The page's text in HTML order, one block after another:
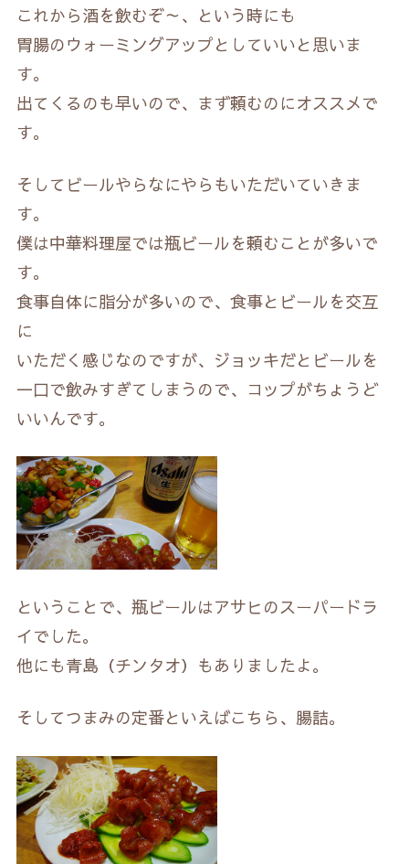
これから酒を飲むぞ～、という時にも
胃腸のウォーミングアップとしていいと思いま
す。
出てくるのも早いので、まず頼むのにオススメで
す。
そしてビールやらなにやらもいただいていきま
す。
僕は中華料理屋では瓶ビールを頼むことが多いで
す。
食事自体に脂分が多いので、食事とビールを交互
に
いただく感じなのですが、ジョッキだとビールを
一口で飲みすぎてしまうので、コップがちょうど
いいんです。
ということで、瓶ビールはアサヒのスーパードラ
イでした。
他にも青島（チンタオ）もありましたよ。
そしてつまみの定番といえばこちら、腸詰。